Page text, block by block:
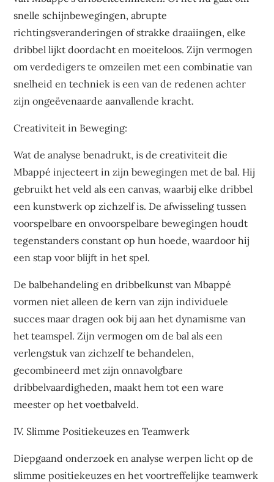
snelle schijnbewegingen, abrupte
richtingsveranderingen of strakke draaiingen, elke
dribbel lijkt doordacht en moeiteloos. Zijn vermogen
om verdedigers te omzeilen met een combinatie van
snelheid en techniek is een van de redenen achter
zijn ongeëvenaarde aanvallende kracht.
Creativiteit in Beweging:
Wat de analyse benadrukt, is de creativiteit die
Mbappé injecteert in zijn bewegingen met de bal. Hij
gebruikt het veld als een canvas, waarbij elke dribbel
een kunstwerk op zichzelf is. De afwisseling tussen
voorspelbare en onvoorspelbare bewegingen houdt
tegenstanders constant op hun hoede, waardoor hij
een stap voor blijft in het spel.
De balbehandeling en dribbelkunst van Mbappé
vormen niet alleen de kern van zijn individuele
succes maar dragen ook bij aan het dynamisme van
het teamspel. Zijn vermogen om de bal als een
verlengstuk van zichzelf te behandelen,
gecombineerd met zijn onnavolgbare
dribbelvaardigheden, maakt hem tot een ware
meester op het voetbalveld.
IV. Slimme Positiekeuzes en Teamwerk
Diepgaand onderzoek en analyse werpen licht op de
slimme positiekeuzes en het voortreffelijke teamwerk